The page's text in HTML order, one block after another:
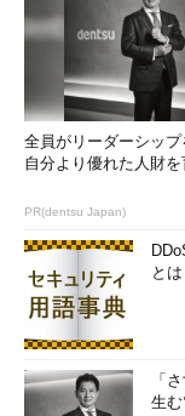
画面2ローカル
音、RemoteFX
続のUSBデバ
化も簡単
MSDNサブスクラ
Microsoft Azureの
SP1以降の
ーションがゲスト
Windows Server
Windowsデスクトッ
ライセンス上、許可
全員がリーダーシップ
自分より優れた人財を
PR(dentsu Japan)
とは
「
生